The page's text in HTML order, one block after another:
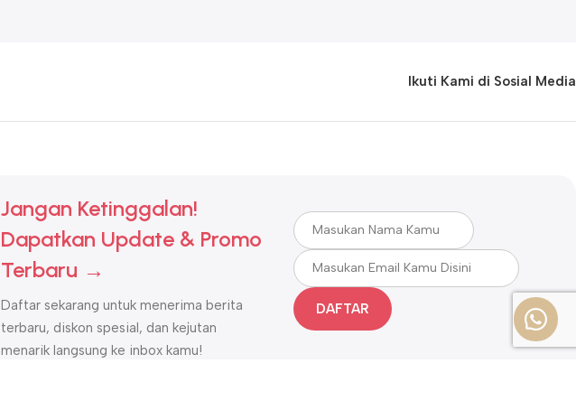
Ikuti Kami di Sosial Media
Jangan Ketinggalan!
Dapatkan Update & Promo
Terbaru →
Daftar sekarang untuk menerima berita
terbaru, diskon spesial, dan kejutan
menarik langsung ke inbox kamu!
DAFTAR